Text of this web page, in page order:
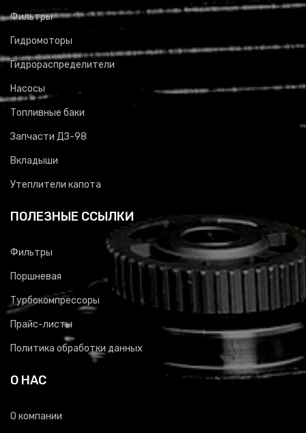
Фильтры
Гидромоторы
Гидрораспределители
Насосы
Топливные баки
Запчасти ДЗ-98
Вкладыши
Утеплители капота
ПОЛЕЗНЫЕ ССЫЛКИ
Фильтры
Поршневая
Турбокомпрессоры
Прайс-листы
Политика обработки данных
О НАС
О компании